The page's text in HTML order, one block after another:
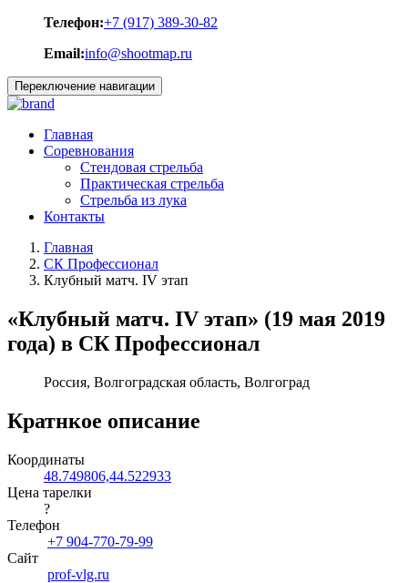
Телефон:+7 (917) 389-30-82
Email:info@shootmap.ru
Переключение навигации
Главная
Соревнования
Стендовая стрельба
Практическая стрельба
Стрельба из лука
Контакты
Главная
СК Профессионал
Клубный матч. IV этап
«Клубный матч. IV этап» (19 мая 2019
года) в СК Профессионал
Россия, Волгоградская область, Волгоград
Кратнкое описание
Координаты
48.749806,44.522933
Цена тарелки
?
Телефон
+7 904-770-79-99
Сайт
prof-vlg.ru